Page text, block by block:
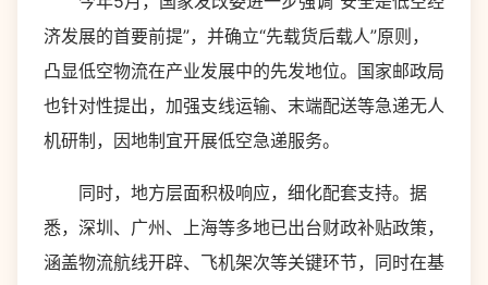
济发展的首要前提”，并确立“先载货后载人”原则，
凸显低空物流在产业发展中的先发地位。国家邮政局
也针对性提出，加强支线运输、末端配送等急递无人
机研制，因地制宜开展低空急递服务。
同时，地方层面积极响应，细化配套支持。据
悉，深圳、广州、上海等多地已出台财政补贴政策，
涵盖物流航线开辟、飞机架次等关键环节，同时在基